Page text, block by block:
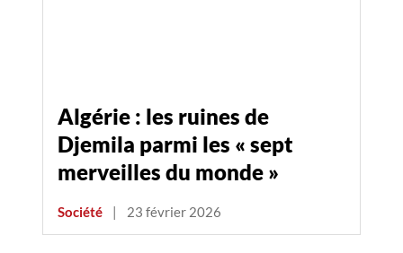
Algérie : les ruines de
Djemila parmi les « sept
merveilles du monde »
Société | 23 février 2026